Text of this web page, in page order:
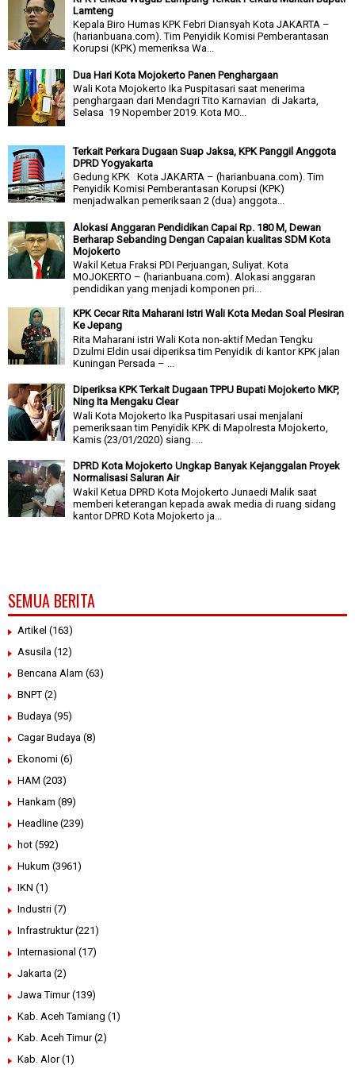
Lamteng
Kepala Biro Humas KPK Febri Diansyah Kota JAKARTA –
(harianbuana.com). Tim Penyidik Komisi Pemberantasan
Korupsi (KPK) memeriksa Wa...
Dua Hari Kota Mojokerto Panen Penghargaan
Wali Kota Mojokerto Ika Puspitasari saat menerima
penghargaan dari Mendagri Tito Karnavian di Jakarta,
Selasa 19 Nopember 2019. Kota MO...
Terkait Perkara Dugaan Suap Jaksa, KPK Panggil Anggota
DPRD Yogyakarta
Gedung KPK Kota JAKARTA – (harianbuana.com). Tim
Penyidik Komisi Pemberantasan Korupsi (KPK)
menjadwalkan pemeriksaan 2 (dua) anggota...
Alokasi Anggaran Pendidikan Capai Rp. 180 M, Dewan
Berharap Sebanding Dengan Capaian kualitas SDM Kota
Mojokerto
Wakil Ketua Fraksi PDI Perjuangan, Suliyat. Kota
MOJOKERTO – (harianbuana.com). Alokasi anggaran
pendidikan yang menjadi komponen pri...
KPK Cecar Rita Maharani Istri Wali Kota Medan Soal Plesiran
Ke Jepang
Rita Maharani istri Wali Kota non-aktif Medan Tengku
Dzulmi Eldin usai diperiksa tim Penyidik di kantor KPK jalan
Kuningan Persada – ...
Diperiksa KPK Terkait Dugaan TPPU Bupati Mojokerto MKP,
Ning Ita Mengaku Clear
Wali Kota Mojokerto Ika Puspitasari usai menjalani
pemeriksaan tim Penyidik KPK di Mapolresta Mojokerto,
Kamis (23/01/2020) siang. ...
DPRD Kota Mojokerto Ungkap Banyak Kejanggalan Proyek
Normalisasi Saluran Air
Wakil Ketua DPRD Kota Mojokerto Junaedi Malik saat
memberi keterangan kepada awak media di ruang sidang
kantor DPRD Kota Mojokerto ja...
SEMUA BERITA
Artikel (163)
Asusila (12)
Bencana Alam (63)
BNPT (2)
Budaya (95)
Cagar Budaya (8)
Ekonomi (6)
HAM (203)
Hankam (89)
Headline (239)
hot (592)
Hukum (3961)
IKN (1)
Industri (7)
Infrastruktur (221)
Internasional (17)
Jakarta (2)
Jawa Timur (139)
Kab. Aceh Tamiang (1)
Kab. Aceh Timur (2)
Kab. Alor (1)